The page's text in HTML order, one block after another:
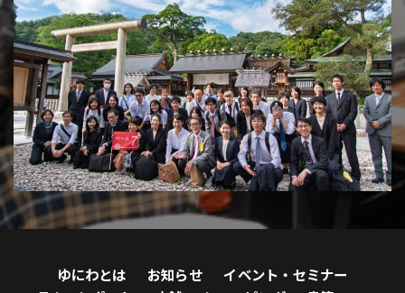
ゆにわとは お知らせ
イベント・セミナー